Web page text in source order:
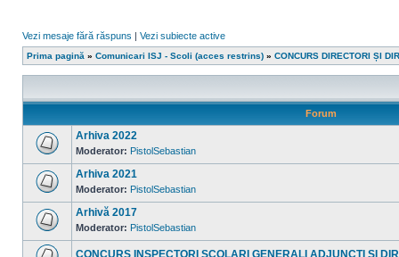
Vezi mesaje fără răspuns | Vezi subiecte active
Prima pagină » Comunicari ISJ - Scoli (acces restrins) » CONCURS DIRECTORI ȘI
Forum
sunt
mesaje
necitite
Arhiva 2022
Moderator: PistolSebastian
sunt
mesaje
necitite
Arhiva 2021
Moderator: PistolSebastian
Arhivă 2017
Moderator: PistolSebastian
CONCURS INSPECTORI SCOLARI GENERALI ADJUNCTI SI